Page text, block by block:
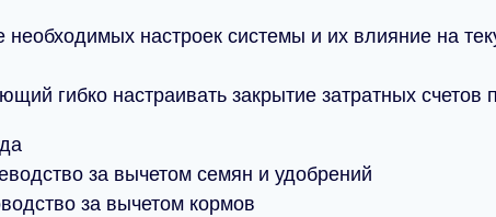
необходимых настроек системы и их влияние на
гибко настраивать закрытие затратных
за вычетом семян и удобрений
за вычетом кормов